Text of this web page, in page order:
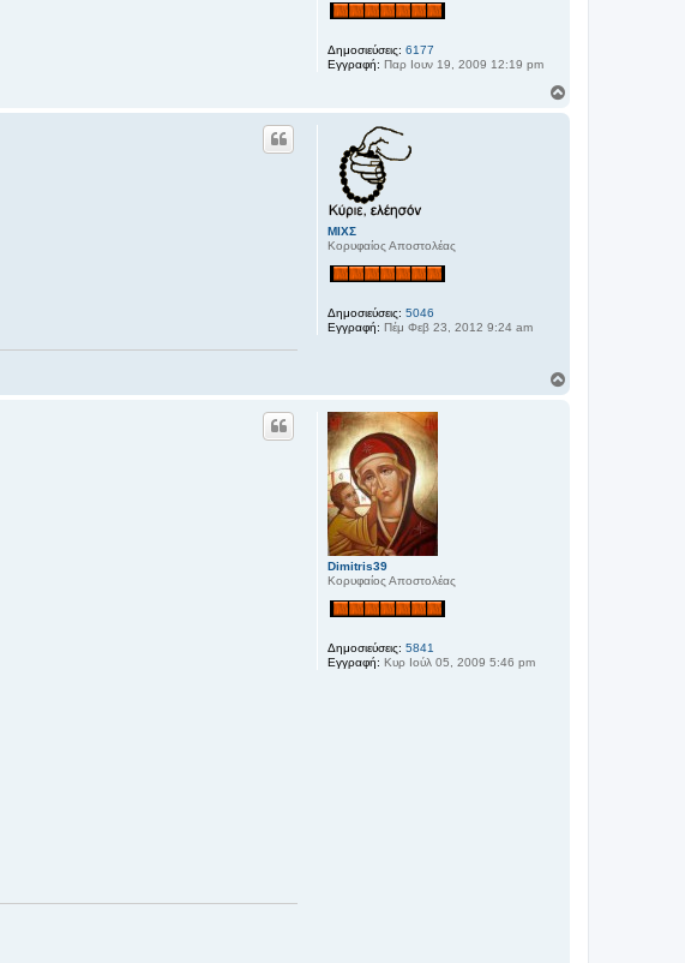
Δημοσιεύσεις: 6177
Εγγραφή: Παρ Ιουν 19, 2009 12:19 pm
ΜΙΧΣ
Κορυφαίος Αποστολέας
Δημοσιεύσεις: 5046
Εγγραφή: Πέμ Φεβ 23, 2012 9:24 am
Dimitris39
Κορυφαίος Αποστολέας
Δημοσιεύσεις: 5841
Εγγραφή: Κυρ Ιούλ 05, 2009 5:46 pm